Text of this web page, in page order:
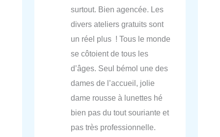
surtout. Bien agencée. Les
divers ateliers gratuits sont
un réel plus ! Tous le monde
se côtoient de tous les
d’âges. Seul bémol une des
dames de l’accueil, jolie
dame rousse à lunettes hé
bien pas du tout souriante et
pas très professionnelle.